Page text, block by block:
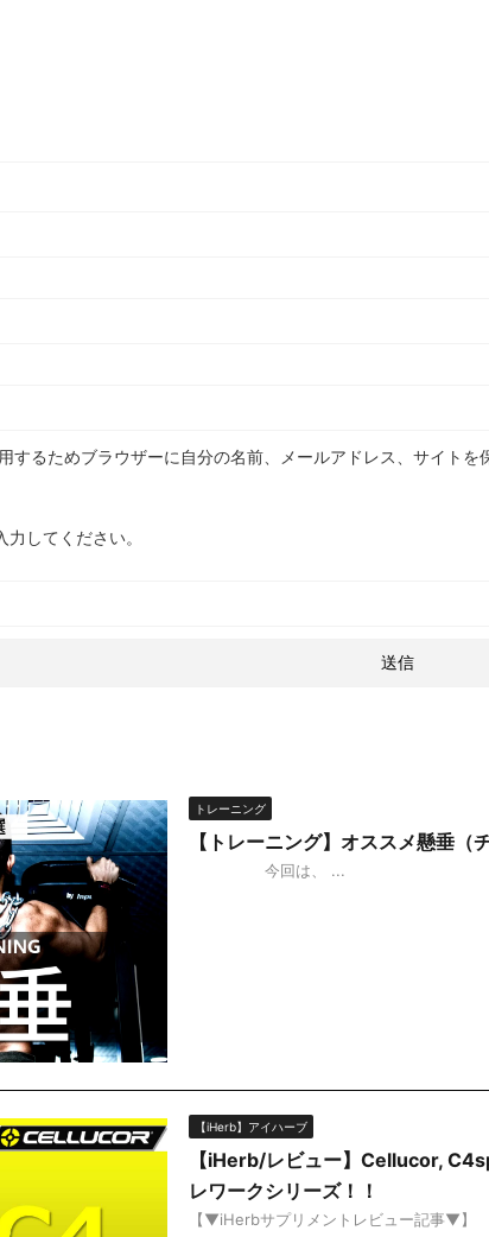
するためブラウザーに自分の名前、メールアドレス、サイトを
力してください。
トレーニング
【トレーニング】オススメ懸垂
今回は、 ...
【iHerb】アイハーブ
【iHerb/レビュー】Cellucor,
レワークシリーズ！！
【▼iHerbサプリメントレビュー記事▼